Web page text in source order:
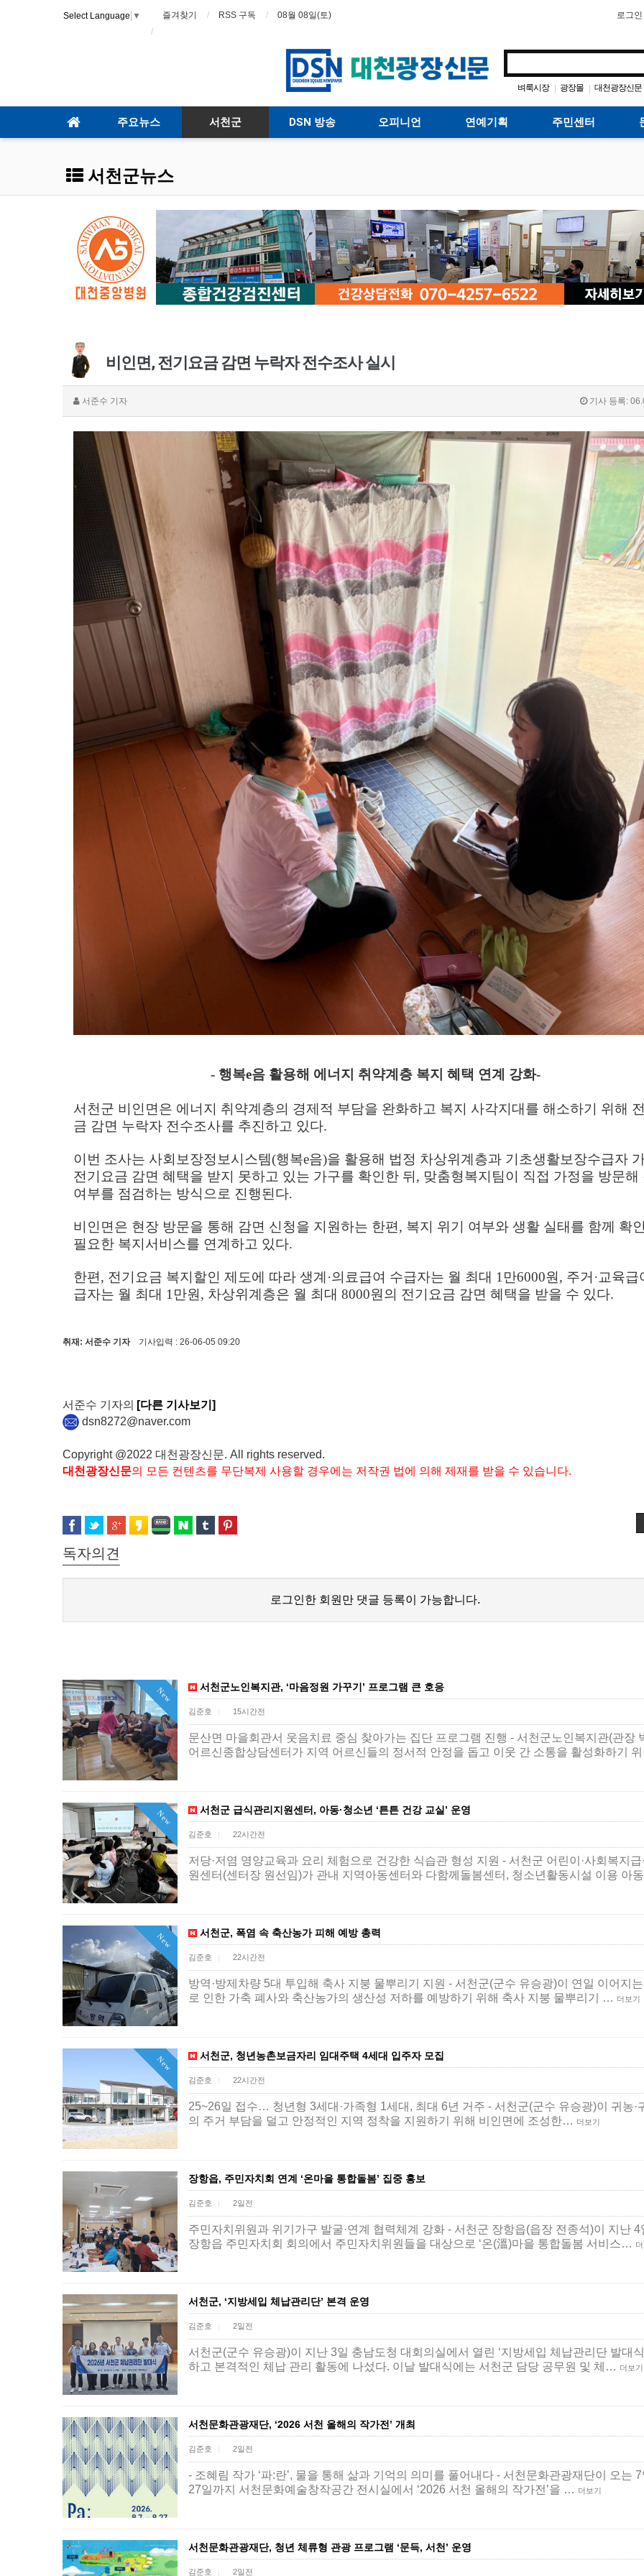
Select Language ▼ 즐겨찾기 RSS 구독 08월 08일(토) 로그인
벼룩시장 | 광장몰 | 대천광장신문
주요뉴스 서천군 DSN 방송 오피니언 연예기획 주민센터
서천군뉴스
비인면, 전기요금 감면 누락자 전수조사 실시
서준수 기자 기사 등록:
- 행복e음 활용해 에너지 취약계층 복지 혜택 연계 강화-
서천군 비인면은 에너지 취약계층의 경제적 부담을 완화하고 복지 사각지대를 해소하기 위해
금 감면 누락자 전수조사를 추진하고 있다.
이번 조사는 사회보장정보시스템(행복e음)을 활용해 법정 차상위계층과 기초생활보장수급자
전기요금 감면 혜택을 받지 못하고 있는 가구를 확인한 뒤, 맞춤형복지팀이 직접 가정을 방문해
여부를 점검하는 방식으로 진행된다.
비인면은 현장 방문을 통해 감면 신청을 지원하는 한편, 복지 위기 여부와 생활 실태를 함께 확
필요한 복지서비스를 연계하고 있다.
한편, 전기요금 복지할인 제도에 따라 생계·의료급여 수급자는 월 최대 1 만6000원, 주거 ·교육급
급자는 월 최대 1 만원, 차상위계층은 월 최대 8000원의 전기요금 감면 혜택을 받을 수 있다.
취재: 서준수 기자기사입력 : 26-06-05 09:20
서준수 기자의 [다른 기사보기]
dsn8272@naver.com
Copyright @2022 대천광장신문. All rights reserved.
대천광장신문의 모든 컨텐츠를 무단복제 사용할 경우에는 저작권 법에 의해 제재를 받을 수 있습니다.
독자의견
로그인한 회원만 댓글 등록이 가능합니다.
New 서천군노인복지관, ‘마음정원 가꾸기’ 프로그램 큰 호응
김준호 | 15시간전
문산면 마을회관서 웃음치료 중심 찾아가는 집단 프로그램 진행 - 서천군노인복지관(관장
어르신종합상담센터가 지역 어르신들의 정서적 안정을 돕고 이웃 간 소통을 활성화하기
New 서천군 급식관리지원센터, 아동·청소년 ‘튼튼 건강 교실’ 운영
김준호 | 22시간전
저당·저염 영양교육과 요리 체험으로 건강한 식습관 형성 지원 - 서천군 어린이·사회복지
원센터(센터장 원선임)가 관내 지역아동센터와 다함께돌봄센터, 청소년활동시설 이용 아
New 서천군, 폭염 속 축산농가 피해 예방 총력
김준호 | 22시간전
방역·방제차량 5대 투입해 축사 지붕 물뿌리기 지원 - 서천군(군수 유승광)이 연일 이어지
로 인한 가축 폐사와 축산농가의 생산성 저하를 예방하기 위해 축사 지붕 물뿌리기 … 더보기
New 서천군, 청년농촌보금자리 임대주택 4세대 입주자 모집
김준호 | 22시간전
25~26일 접수… 청년형 3세대·가족형 1세대, 최대 6년 거주 - 서천군(군수 유승광)이 귀농·
의 주거 부담을 덜고 안정적인 지역 정착을 지원하기 위해 비인면에 조성한… 더보기
장항읍, 주민자치회 연계 ‘온마을 통합돌봄’ 집중 홍보
김준호 | 2일전
주민자치위원과 위기가구 발굴·연계 협력체계 강화 - 서천군 장항읍(읍장 전종석)이 지난 4
장항읍 주민자치회 회의에서 주민자치위원들을 대상으로 ‘온(溫)마을 통합돌봄 서비스…
서천군, ‘지방세입 체납관리단’ 본격 운영
김준호 | 2일전
서천군(군수 유승광)이 지난 3일 충남도청 대회의실에서 열린 ‘지방세입 체납관리단 발대
하고 본격적인 체납 관리 활동에 나섰다. 이날 발대식에는 서천군 담당 공무원 및 체… 더보기
서천문화관광재단, ‘2026 서천 올해의 작가전’ 개최
김준호 | 2일전
- 조혜림 작가 ‘파:란’, 물을 통해 삶과 기억의 의미를 풀어내다 - 서천문화관광재단이 오는
27일까지 서천문화예술창작공간 전시실에서 ‘2026 서천 올해의 작가전’을 … 더보기
서천문화관광재단, 청년 체류형 관광 프로그램 ‘문득, 서천’ 운영
김준호 | 2일전